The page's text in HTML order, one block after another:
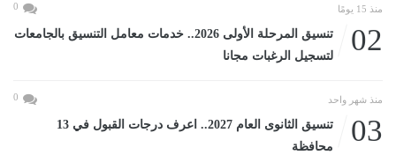
منذ 15 يومًا 0
02
تنسيق المرحلة الأولى 2026.. خدمات معامل التنسيق بالجامعات
لتسجيل الرغبات مجانا
منذ شهر واحد 0
03
تنسيق الثانوى العام 2027.. اعرف درجات القبول في 13
محافظة